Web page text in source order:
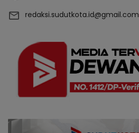
redaksi.sudutkota.id@gmail.com